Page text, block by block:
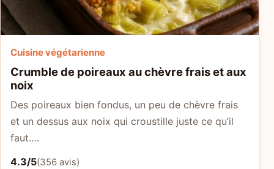
Cuisine végétarienne
Crumble de poireaux au chèvre frais et aux
noix
Des poireaux bien fondus, un peu de chèvre frais
et un dessus aux noix qui croustille juste ce qu’il
faut.…
4.3/5(356 avis)